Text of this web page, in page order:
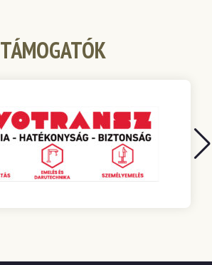
TÁMOGATÓK